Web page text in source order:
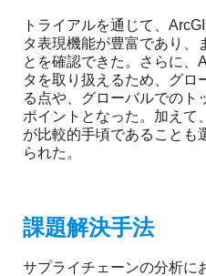
トライアルを通じて、
タ表現機能が豊富であり、
とを確認できた。さらに、
タを取り扱えるため、グロ
る点や、グローバルでのト
ポイントとなった。加えて
が比較的手頃であることも
られた。
課題解決手法
サプライチェーンの分析に